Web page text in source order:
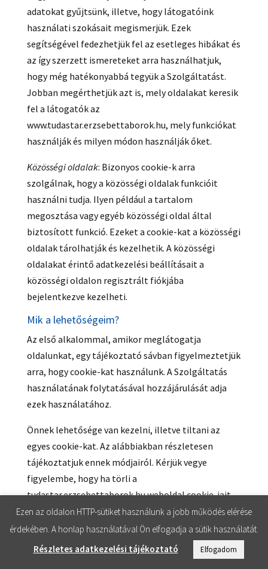
adatokat gyűjtsünk, illetve, hogy látogatóink
használati szokásait megismerjük. Ezek
segítségével fedezhetjük fel az esetleges hibákat és
az így szerzett ismereteket arra használhatjuk,
hogy még hatékonyabbá tegyük a Szolgáltatást.
Jobban megérthetjük azt is, mely oldalakat keresik
fel a látogatók az
www.tudastar.erzsebettaborok.hu, mely funkciókat
használják és milyen módon használják őket.
Közösségi oldalak: Bizonyos cookie-k arra
szolgálnak, hogy a közösségi oldalak funkcióit
használni tudja. Ilyen például a tartalom
megosztása vagy egyéb közösségi oldal által
biztosított funkció. Ezeket a cookie-kat a közösségi
oldalak tárolhatják és kezelhetik. A közösségi
oldalakat érintő adatkezelési beállításait a
közösségi oldalon regisztrált fiókjába
bejelentkezve kezelheti.
Mik a lehetőségeim?
Az első alkalommal, amikor meglátogatja
oldalunkat, egy tájékoztató sávban figyelmeztetjük
arra, hogy cookie-kat használunk. A Szolgáltatás
használatának folytatásával hozzájárulását adja
ezek használatához.
Önnek lehetősége van kezelni, illetve tiltani az
egyes cookie-kat. Az alábbiakban részletesen
tájékoztatjuk ennek módjairól. Kérjük vegye
figyelembe, hogy ha törli a
tudastar.erzsebettaborok.hu weboldal cookie-jait,
lehetséges, hogy rosszabb minőségűvé vagy
korlátozottá válik a hozzáférése a weboldal
bizonyos funkcióihoz, vagy aloldalaihoz.
Ezen az oldalon HTTP-sütiket használunk a jobb működés elérése
érdekében. A honlap használatával Ön elfogadja a sütik használatát.
Részletes adatkezelési tájékoztató
Elfogadom